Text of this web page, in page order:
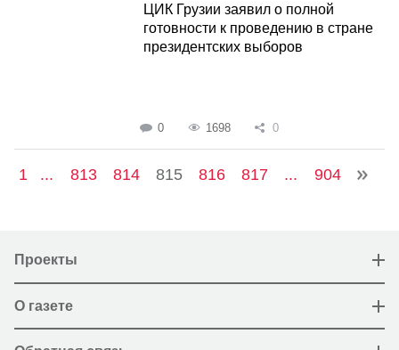
ЦИК Грузии заявил о полной
готовности к проведению в стране
президентских выборов
0 1698 0
1 ... 813 814 815 816 817 ... 904
Проекты
О газете